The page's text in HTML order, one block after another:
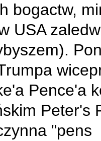
bogactw,
USA
Pence'a
Peter's
"pens